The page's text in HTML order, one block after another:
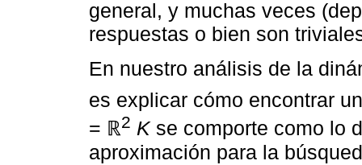
general, y muchas veces
respuestas o bien son
En nuestro análisis de la
es explicar cómo encontrar
= ℝ2 Kse comporte como lo
aproximación para la